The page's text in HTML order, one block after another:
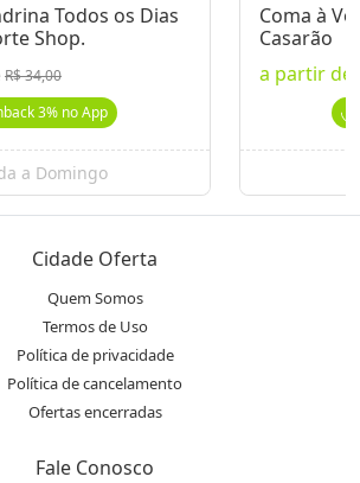
Todos os Dias
Shop.
R$ 34,00
3%no App
a Domingo
Coma à
Casarão
a partir de
Cidade Oferta
Quem Somos
Termos de Uso
Política de privacidade
Política de cancelamento
Ofertas encerradas
Fale Conosco